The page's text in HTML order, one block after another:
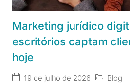
Marketing jurídico
escritórios captam
hoje
19 de julho de 2026 Blog